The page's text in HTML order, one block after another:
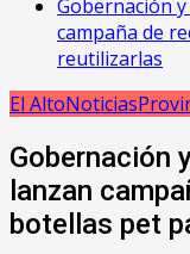
Gobernación
campaña de
reutilizarlas
El AltoNoticias
Gobernación
lanzan
botellas pet